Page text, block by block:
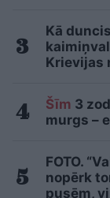
Kā
Krievijas
Šīm 3
murgs –
FOTO.
nopērk
pusēm,